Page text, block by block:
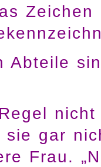
Zeichen
Abteile
sie gar
Frau.